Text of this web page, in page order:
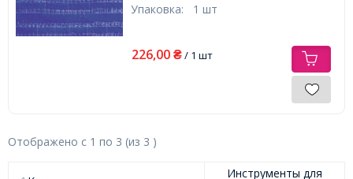
Упаковка: 1 шт
226,00 ₴/ 1 шт
Отображено с 1 по 3 (из 3 )
Инструменты для